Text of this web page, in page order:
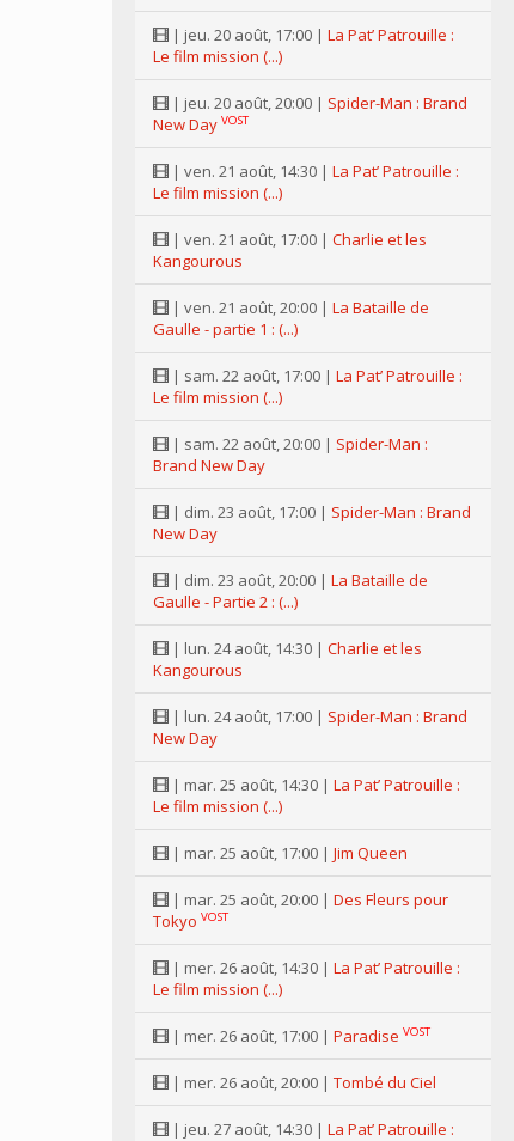
| jeu. 20 août, 17:00 | La Pat’ Patrouille :
Le film mission (...)
| jeu. 20 août, 20:00 | Spider-Man : Brand
New Day VOST
| ven. 21 août, 14:30 | La Pat’ Patrouille :
Le film mission (...)
| ven. 21 août, 17:00 | Charlie et les
Kangourous
| ven. 21 août, 20:00 | La Bataille de
Gaulle - partie 1 : (...)
| sam. 22 août, 17:00 | La Pat’ Patrouille :
Le film mission (...)
| sam. 22 août, 20:00 | Spider-Man :
Brand New Day
| dim. 23 août, 17:00 | Spider-Man : Brand
New Day
| dim. 23 août, 20:00 | La Bataille de
Gaulle - Partie 2 : (...)
| lun. 24 août, 14:30 | Charlie et les
Kangourous
| lun. 24 août, 17:00 | Spider-Man : Brand
New Day
| mar. 25 août, 14:30 | La Pat’ Patrouille :
Le film mission (...)
| mar. 25 août, 17:00 | Jim Queen
| mar. 25 août, 20:00 | Des Fleurs pour
Tokyo VOST
| mer. 26 août, 14:30 | La Pat’ Patrouille :
Le film mission (...)
| mer. 26 août, 17:00 | Paradise VOST
| mer. 26 août, 20:00 | Tombé du Ciel
| jeu. 27 août, 14:30 | La Pat’ Patrouille :